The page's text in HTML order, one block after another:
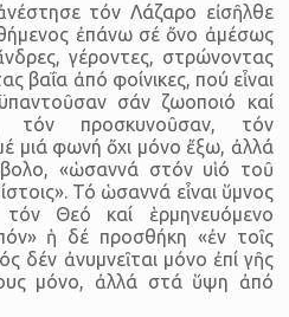
τόν Λάζαρο εἰσῆλθε
ἐπάνω σέ ὄνο ἀμέσως
γέροντες, στρώνοντας
βαΐα ἀπό φοίνικες, πού εἶναι
σάν ζωοποιό καί
τόν προσκυνοῦσαν, τόν
μιά φωνή ὄχι μόνο ἔξω, ἀλλά
«ὡσαννά στόν υἱό τοῦ
Τό ὡσαννά εἶναι ὕμνος
Θεό καί ἑρμηνευόμενο
ἡ δέ προσθήκη «ἐν τοῖς
δέν ἀνυμνεῖται μόνο ἐπί γῆς
μόνο, ἀλλά στά ὕψη ἀπό